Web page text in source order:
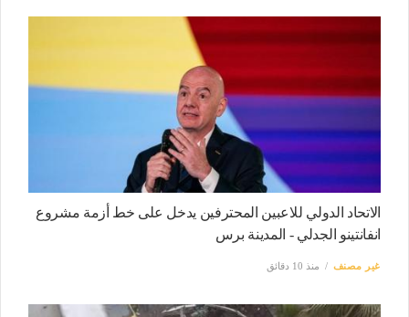
الاتحاد الدولي للاعبين المحترفين يدخل على خط أزمة مشروع
انفانتينو الجدلي - المدينة برس
غير مصنف منذ 10 دقائق